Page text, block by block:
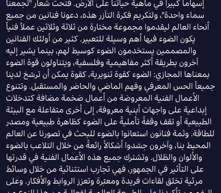
إسهاماً كبيراً في ماهية حياتنا على الأرض. فتحت شعار "تجمعنا
سماء واحدة"، ولتكريم فكرة التآزر هذه، دعونا فنانين من جميع
أنحاء العالم ليقدموا مجموعة مختارة من ثلاثة وثلاثين عملاً فنياً
يكون الضوء فيها أهم وسيلة للتعبير. كثير من أولئك الفنانين
والمصممين يستخدمون الضوء كوسيط لهم، بينما يشير إليه
آخرون بطريقة أكثر مفاهيمية وفلسفية، ويتناولون قوة الضوء
بمعناها المجازي: الضوء كقوة تنويرية، كقوة يمكن أن ترسّخ لدينا
جميعاً الحس المعرفي وفهم الماضي والحاضر والمستقبل. وتتنوع
الأعمال الفنية المعروضة من أعمال ضخمة مضافة كتدخلات
إبداعية على واجهات أبنية معروفة، إلى أخرى متفاعلة مع البيئة
الطبيعية أو تقف وقفةً تأمليةً على الضوء كظاهرة طبيعية ومصدر
للطاقة. وثمة فنانون استعانوا بالضوء للبحث في تصورنا عن العالم
المحيط بنا، وآخرون جسّدوا أشكالاً رائعةً من خلال التلاعب بالضوء
والألوان والظلال. وتشترك جميع هذه الأعمال الفنية في قدرتها
على التأثير في الجمهور، فهي تجارب استثنائية من خلال وسائط
مرئية تخلق لقاءات فريدة ومعبّرة وتعزز الروابط والأفكار. وعلى